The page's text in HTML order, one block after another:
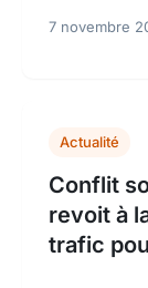
7 novembre
Actualité
Conflit
revoit à
trafic